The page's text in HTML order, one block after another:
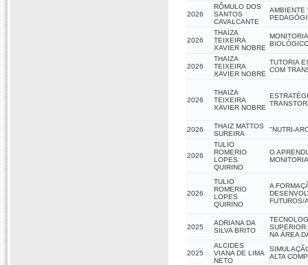
2026
RÔMULO DOS
SANTOS
CAVALCANTE
AMBIENTE
2026
THAIZA
TEIXEIRA
XAVIER NOBRE
2026
THAIZA
TEIXEIRA
XAVIER NOBRE
TUTORIA
COM
2026
THAIZA
TEIXEIRA
XAVIER NOBRE
2026
THAIZ MATTOS
SUREIRA
"NUTRI-
2026
TULIO
ROMERIO
LOPES
QUIRINO
O
2026
TULIO
ROMERIO
LOPES
QUIRINO
A
FUTUROS/
2025
ADRIANA DA
SILVA BRITO
NA ÁREA
2025
ALCIDES
VIANA DE LIMA
NETO
ALTA